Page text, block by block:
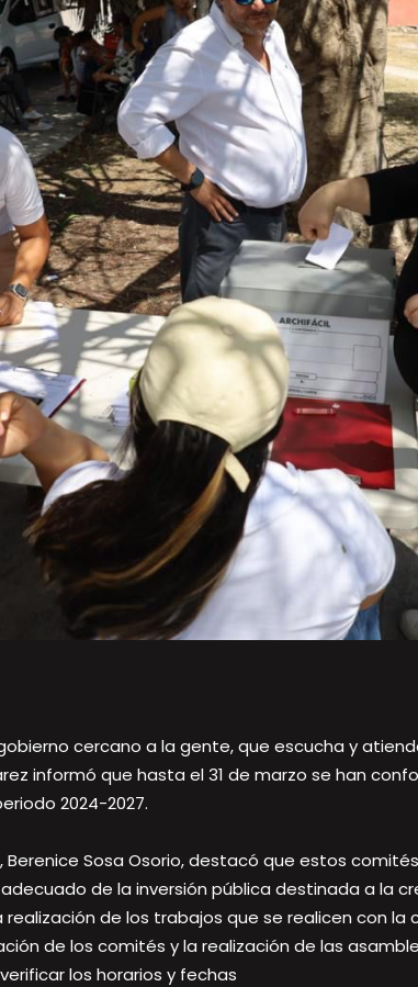
cercano a la gente, que escucha y
informó que hasta el 31 de marzo se han
2024-2027.
Sosa Osorio, destacó que estos
de la inversión pública destinada a la
de los trabajos que se realicen con la
de los comités y la realización de las
los horarios y fechas